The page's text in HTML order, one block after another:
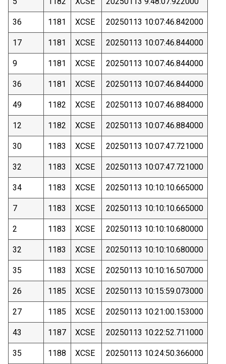
36 1181 XCSE 20250113 10:07:46.842000
17 1181 XCSE 20250113 10:07:46.844000
9 1181 XCSE 20250113 10:07:46.844000
36 1181 XCSE 20250113 10:07:46.844000
49 1182 XCSE 20250113 10:07:46.884000
12 1182 XCSE 20250113 10:07:46.884000
30 1183 XCSE 20250113 10:07:47.721000
32 1183 XCSE 20250113 10:07:47.721000
34 1183 XCSE 20250113 10:10:10.665000
7 1183 XCSE 20250113 10:10:10.665000
2 1183 XCSE 20250113 10:10:10.680000
32 1183 XCSE 20250113 10:10:10.680000
35 1183 XCSE 20250113 10:10:16.507000
26 1185 XCSE 20250113 10:15:59.073000
27 1185 XCSE 20250113 10:21:00.153000
43 1187 XCSE 20250113 10:22:52.711000
35 1188 XCSE 20250113 10:24:50.366000